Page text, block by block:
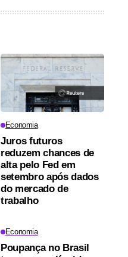
Economia
Juros futuros
reduzem chances de
alta pelo Fed em
setembro após dados
do mercado de
trabalho
Economia
Poupança no Brasil